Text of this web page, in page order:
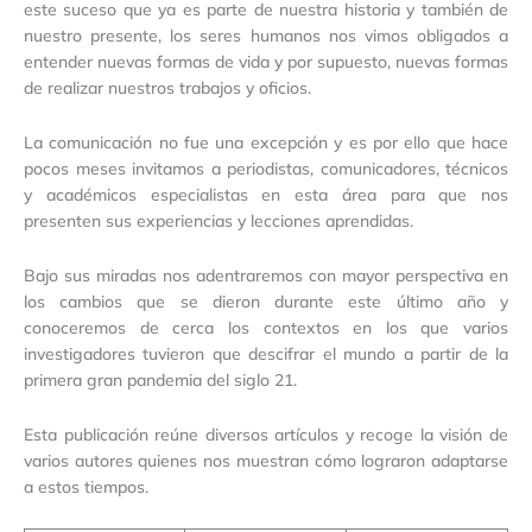
este suceso que ya es parte de nuestra historia y también de
nuestro presente, los seres humanos nos vimos obligados a
entender nuevas formas de vida y por supuesto, nuevas formas
de realizar nuestros trabajos y oficios.
La comunicación no fue una excepción y es por ello que hace
pocos meses invitamos a periodistas, comunicadores, técnicos
y académicos especialistas en esta área para que nos
presenten sus experiencias y lecciones aprendidas.
Bajo sus miradas nos adentraremos con mayor perspectiva en
los cambios que se dieron durante este último año y
conoceremos de cerca los contextos en los que varios
investigadores tuvieron que descifrar el mundo a partir de la
primera gran pandemia del siglo 21.
Esta publicación reúne diversos artículos y recoge la visión de
varios autores quienes nos muestran cómo lograron adaptarse
a estos tiempos.